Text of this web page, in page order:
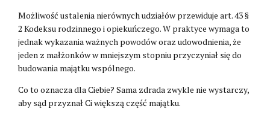
Możliwość ustalenia nierównych udziałów przewiduje art. 43 §
2 Kodeksu rodzinnego i opiekuńczego. W praktyce wymaga to
jednak wykazania ważnych powodów oraz udowodnienia, że
jeden z małżonków w mniejszym stopniu przyczyniał się do
budowania majątku wspólnego.
Co to oznacza dla Ciebie? Sama zdrada zwykle nie wystarczy,
aby sąd przyznał Ci większą część majątku.